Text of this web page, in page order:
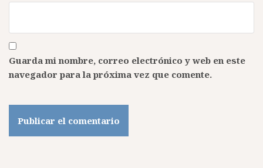
Guarda mi nombre, correo electrónico y web en este
navegador para la próxima vez que comente.